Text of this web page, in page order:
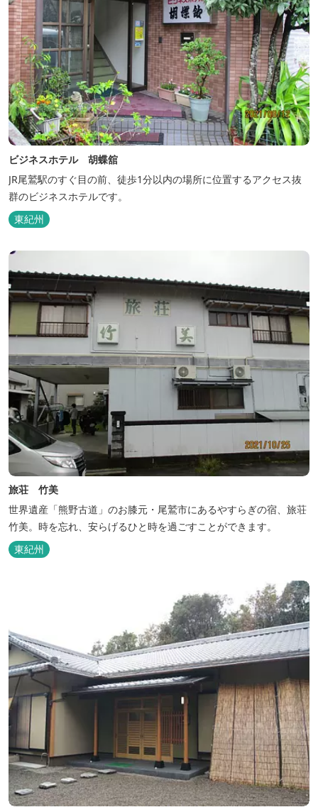
ビジネスホテル 胡蝶舘
JR尾鷲駅のすぐ目の前、徒歩1分以内の場所に位置するアクセス抜
群のビジネスホテルです。
東紀州
旅荘 竹美
世界遺産「熊野古道」のお膝元・尾鷲市にあるやすらぎの宿、旅荘
竹美。時を忘れ、安らげるひと時を過ごすことができます。
東紀州